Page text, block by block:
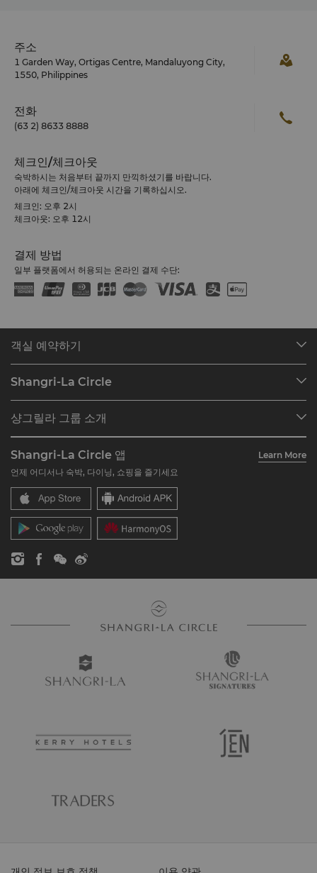
주소
1 Garden Way, Ortigas Centre, Mandaluyong City,
1550, Philippines
전화
(63 2) 8633 8888
체크인/체크아웃
숙박하시는 처음부터 끝까지 만끽하셨기를 바랍니다.
아래에 체크인/체크아웃 시간을 기록하십시오.
체크인: 오후 2시
체크아웃: 오후 12시
결제 방법
일부 플랫폼에서 허용되는 온라인 결제 수단:
객실 예약하기
예약 찾기
레스토랑 및 바
Shangri-La Circle
Shangri-La Circle 가입하기
자주 묻는 질문
문의하기
샹그릴라 그룹 소개
호텔 브랜드
레지던스
레지던스
문의하기
채용
글로벌 시티즌십
뉴스
Shangri-La Circle 앱
Learn More
언제 어디서나 숙박, 다이닝, 쇼핑을 즐기세요